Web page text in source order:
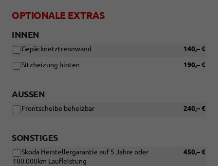
OPTIONALE EXTRAS
INNEN
140,– €
Gepäcknetztrennwand
190,– €
Sitzheizung hinten
AUSSEN
240,– €
Frontscheibe beheizbar
SONSTIGES
450,– €
Skoda Herstellergarantie auf 5 Jahre oder
100.000km Laufleistung